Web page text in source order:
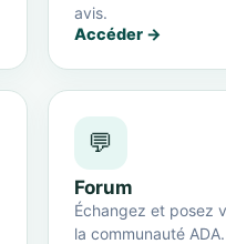
avis.
Accéder →
💬
Forum
Échangez et posez
la communauté ADA.